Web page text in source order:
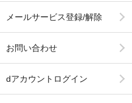
メールサービス登録/解除
お問い合わせ
dアカウントログイン